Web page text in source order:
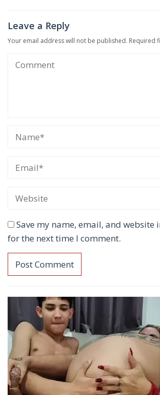
Leave a Reply
Your email address will not be published. Required
Save my name, email, and website
for the next time I comment.